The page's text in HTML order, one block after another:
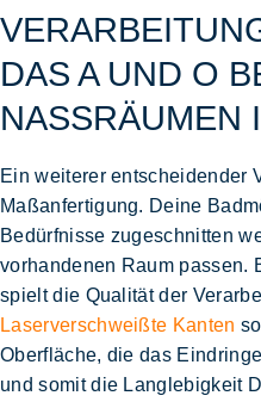
AS A UND O BEI
ASSRÄUMEN
Ein weiterer entscheidender
Maßanfertigung. Deine
Bedürfnisse zugeschnitten
vorhandenen Raum passen.
spielt die Qualität der
Laserverschweißte Kanten
Oberfläche, die das
und somit die Langlebigkeit